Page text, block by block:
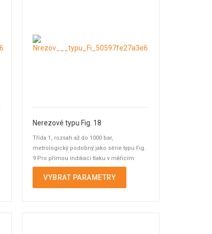
Nerezové typu Fig. 18
Třída 1, rozsah až do 1000 bar,
metrologický podobný jako série typu Fig.
9 Pro přímou indikaci tlaku v měřicím
bodu a současné ...
VYBRAT PARAMETRY